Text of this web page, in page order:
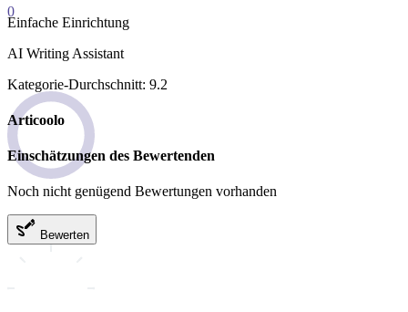
0
Einfache Einrichtung
AI Writing Assistant
Kategorie-Durchschnitt: 9.2
Articoolo
Einschätzungen des Bewertenden
Noch nicht genügend Bewertungen vorhanden
Bewerten